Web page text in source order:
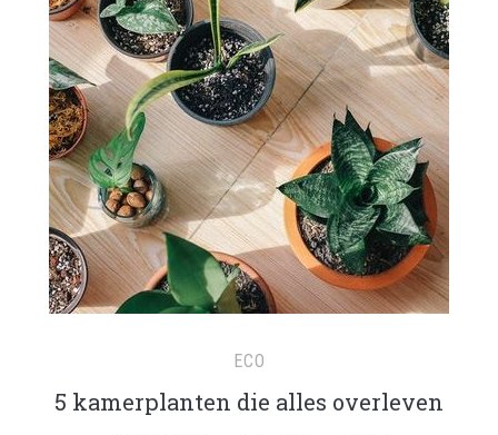
ECO
5 kamerplanten die alles overleven